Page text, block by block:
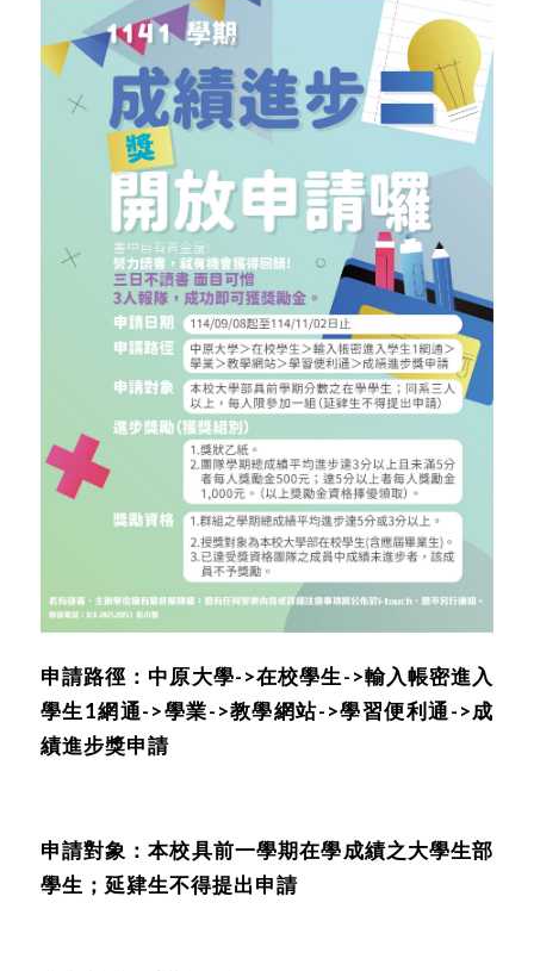
申請路徑：中原大學->在校學生->輸入帳密進入
學生1網通->學業->教學網站->學習便利通->成
績進步獎申請
申請對象：本校具前一學期在學成績之大學生部
學生；延肄生不得提出申請